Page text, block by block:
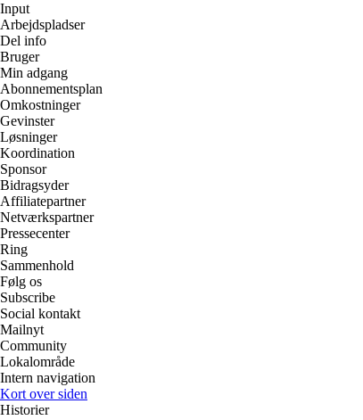
Input
Arbejdspladser
Del info
Bruger
Min adgang
Abonnementsplan
Omkostninger
Gevinster
Løsninger
Koordination
Sponsor
Bidragsyder
Affiliatepartner
Netværkspartner
Pressecenter
Ring
Sammenhold
Følg os
Subscribe
Social kontakt
Mailnyt
Community
Lokalområde
Intern navigation
Kort over siden
Historier